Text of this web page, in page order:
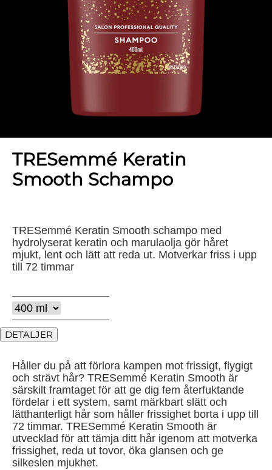
TRESemmé Keratin
Smooth Schampo
TRESemmé Keratin Smooth schampo med
hydrolyserat keratin och marulaolja gör håret
mjukt, lent och lätt att reda ut. Motverkar friss i upp
till 72 timmar
DETALJER
Håller du på att förlora kampen mot frissigt, flygigt
och strävt hår? TRESemmé Keratin Smooth är
särskilt framtaget för att ge dig fem återfuktande
fördelar i ett system, samt märkbart slätt och
lätthanterligt hår som håller frissighet borta i upp till
72 timmar. TRESemmé Keratin Smooth är
utvecklad för att tämja ditt hår igenom att motverka
frissighet, reda ut tovor, öka glansen och ge
silkeslen mjukhet.